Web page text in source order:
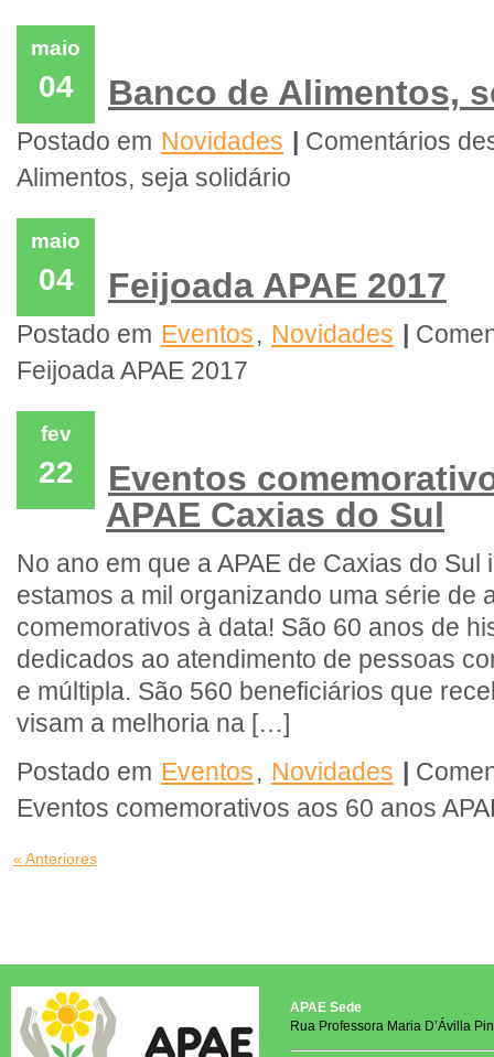
maio
04 Banco de Alimentos,
Postado em Novidades
Comentários
Alimentos, seja solidário
maio
04 Feijoada APAE 2017
Postado em Eventos , Novidades
Feijoada APAE 2017
fev
22
Eventos
APAE Caxias do Sul
No ano em que a APAE de Caxias do
estamos a mil organizando uma série de
comemorativos à data! São 60 anos de
dedicados ao atendimento de pessoas
e múltipla. São 560 beneficiários que
visam a melhoria na […]
Postado em Eventos , Novidades
Eventos comemorativos aos 60 anos
« Anteriores
APAE Sede
Rua Professora Maria D’Ávilla